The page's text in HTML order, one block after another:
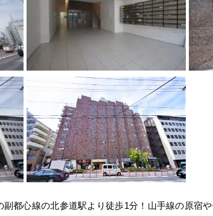
都心線の北参道駅より徒歩1分！山手線の原宿